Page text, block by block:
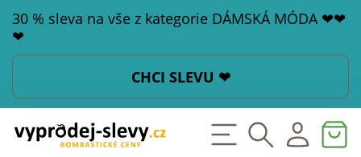
30 % sleva na vše z kategorie DÁMSKÁ MÓDA ❤❤
❤
CHCI SLEVU ❤